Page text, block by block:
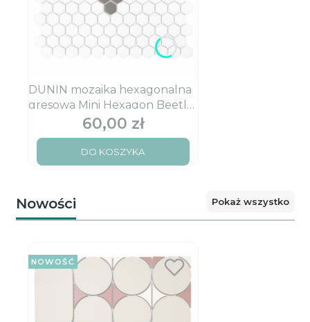
DUNIN mozaika hexagonalna
gresowa Mini Hexagon Beetle
Black mattCena
60,00 zł
DO KOSZYKA
Nowości Pokaż wszystko
NOWOŚĆ